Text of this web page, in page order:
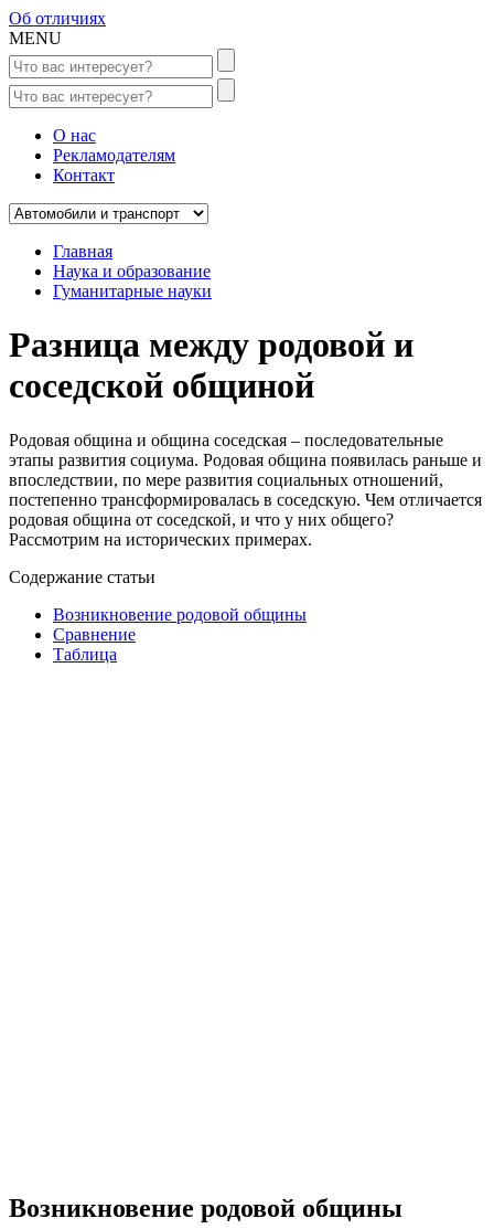
Об отличиях
MENU
О нас
Рекламодателям
Контакт
Главная
Наука и образование
Гуманитарные науки
Разница между родовой и
соседской общиной
Родовая община и община соседская – последовательные
этапы развития социума. Родовая община появилась раньше и
впоследствии, по мере развития социальных отношений,
постепенно трансформировалась в соседскую. Чем отличается
родовая община от соседской, и что у них общего?
Рассмотрим на исторических примерах.
Содержание статьи
Возникновение родовой общины
Сравнение
Таблица
Возникновение родовой общины